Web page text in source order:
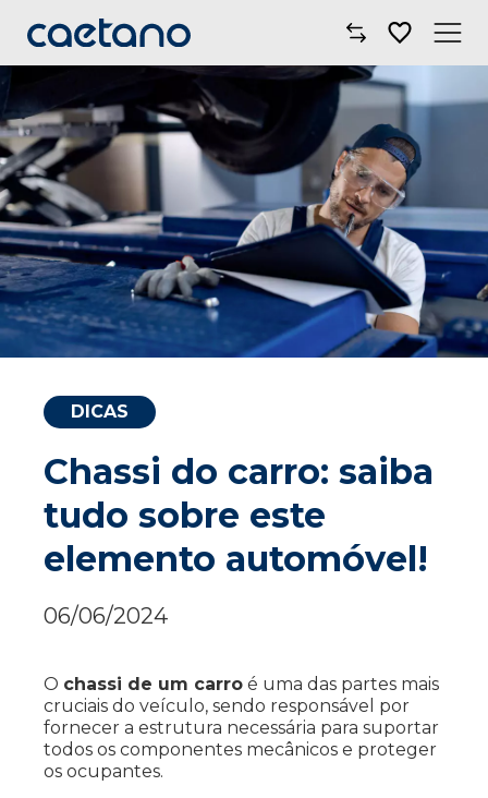
Comprar Carro
Oficinas
Campanhas
Electric Move
Mobilidade
DICAS
Chassi do carro: saiba
tudo sobre este
elemento automóvel!
06/06/2024
O chassi de um carro é uma das partes mais
cruciais do veículo, sendo responsável por
fornecer a estrutura necessária para suportar
todos os componentes mecânicos e proteger
os ocupantes.